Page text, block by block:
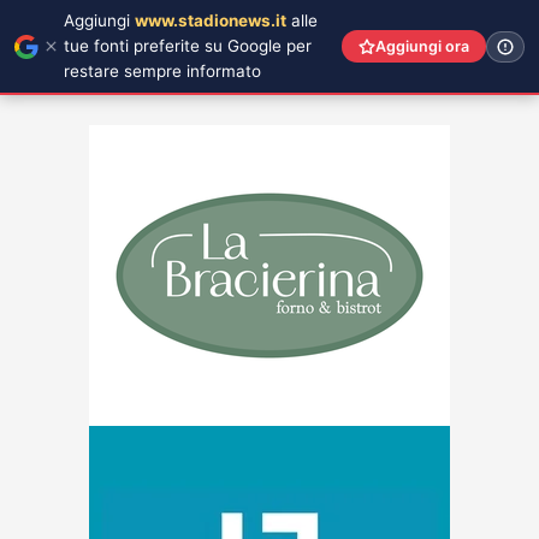
Aggiungi www.stadionews.it alle
tue fonti preferite su Google per
restare sempre informato
Aggiungi ora